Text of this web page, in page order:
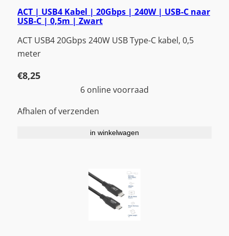
ACT | USB4 Kabel | 20Gbps | 240W | USB-C naar
USB-C | 0,5m | Zwart
ACT USB4 20Gbps 240W USB Type-C kabel, 0,5
meter
€8,25
6 online voorraad
Afhalen of verzenden
in winkelwagen